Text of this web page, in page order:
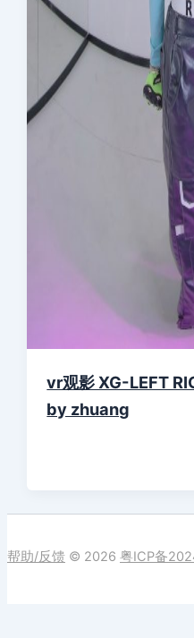
vr观影 XG-LEFT
by zhuang
帮助/反馈 © 2026 粤ICP备